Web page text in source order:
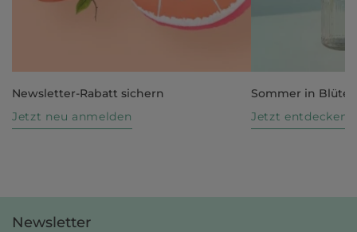
Newsletter-Rabatt sichern
Jetzt neu anmelden
Sommer in Blüte
Jetzt entdecken
Newsletter